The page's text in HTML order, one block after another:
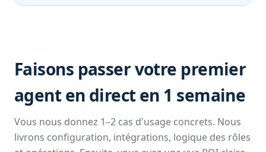
Faisons passer votre premier
agent en direct en 1 semaine
Vous nous donnez 1–2 cas d'usage concrets. Nous
livrons configuration, intégrations, logique des rôles